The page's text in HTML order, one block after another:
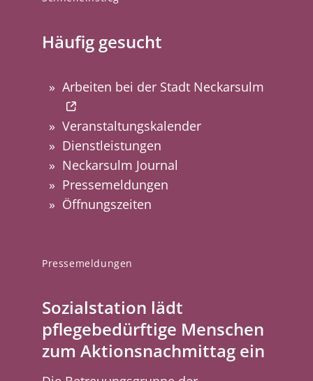
Pressemeldungen
Sozialstation lädt
pflegebedürftige Menschen
zum Aktionsnachmittag ein
Häufig gesucht
Arbeiten bei der Stadt Neckarsulm
Veranstaltungskalender
Dienstleistungen
Neckarsulm Journal
Pressemeldungen
Öffnungszeiten